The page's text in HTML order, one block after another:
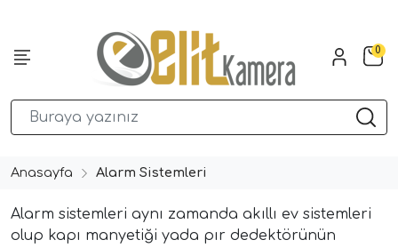
0
Anasayfa Alarm Sistemleri
Alarm sistemleri aynı zamanda akıllı ev sistemleri
olup kapı manyetiği yada pır dedektörünün